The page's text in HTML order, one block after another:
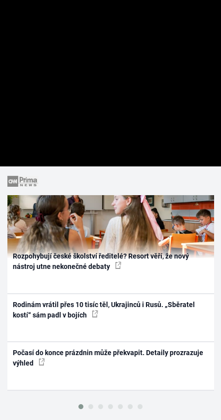
Rozpohybují české školství ředitelé? Resort věří, že nový
nástroj utne nekonečné debaty
Rodinám vrátil přes 10 tisíc těl, Ukrajinců i Rusů. „Sběratel
kostí“ sám padl v bojích
Počasí do konce prázdnin může překvapit. Detaily prozrazuje
výhled